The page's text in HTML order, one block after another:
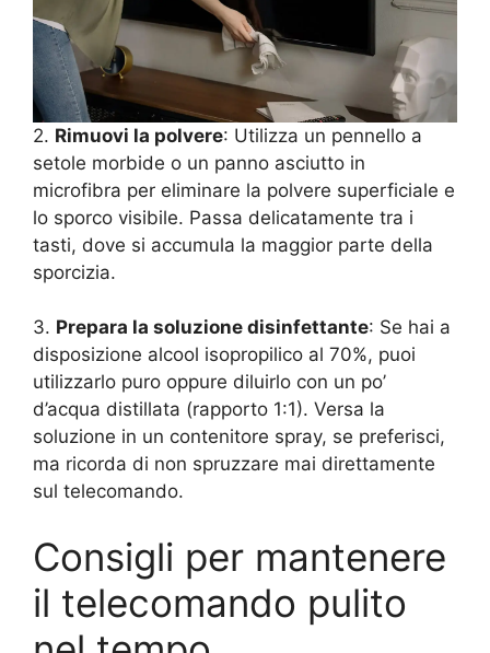
2. Rimuovi la polvere: Utilizza un pennello a
setole morbide o un panno asciutto in
microfibra per eliminare la polvere superficiale e
lo sporco visibile. Passa delicatamente tra i
tasti, dove si accumula la maggior parte della
sporcizia.
3. Prepara la soluzione disinfettante: Se hai a
disposizione alcool isopropilico al 70%, puoi
utilizzarlo puro oppure diluirlo con un po’
d’acqua distillata (rapporto 1:1). Versa la
soluzione in un contenitore spray, se preferisci,
ma ricorda di non spruzzare mai direttamente
sul telecomando.
Consigli per mantenere
il telecomando pulito